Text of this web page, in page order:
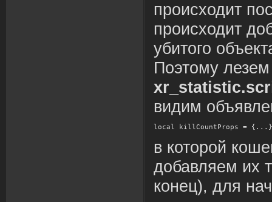
происходит
происходит
убитого
Поэтому лезем
видим
local killCountProps = {...}
в которой
добавляем их
конец), для